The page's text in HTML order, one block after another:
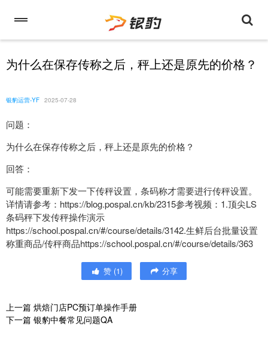
为什么在保存传称之后，秤上还是原先的价格？
银豹运营-YF 2025-07-28
问题：
为什么在保存传称之后，秤上还是原先的价格？
回答：
可能需要重新下发一下传秤设置，条码称才需要进行传秤设置。
详情请参考：https://blog.pospal.cn/kb/2315参考视频：1.顶尖LS
条码秤下发传秤操作演示
https://school.pospal.cn/#/course/details/3142.生鲜后台批量设置
称重商品/传秤商品https://school.pospal.cn/#/course/details/363
赞 (1) 分享
上一篇 烘焙门店PC预订单操作手册
下一篇 银豹中餐常见问题QA